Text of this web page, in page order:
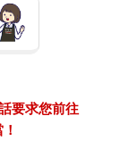
要求您前往